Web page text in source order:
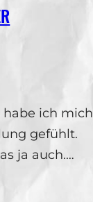
habe ich mich
gefühlt.
ja auch.…